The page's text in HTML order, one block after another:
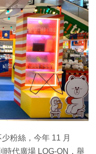
粉絲，今年 11 月
時代廣場 LOG-ON，舉